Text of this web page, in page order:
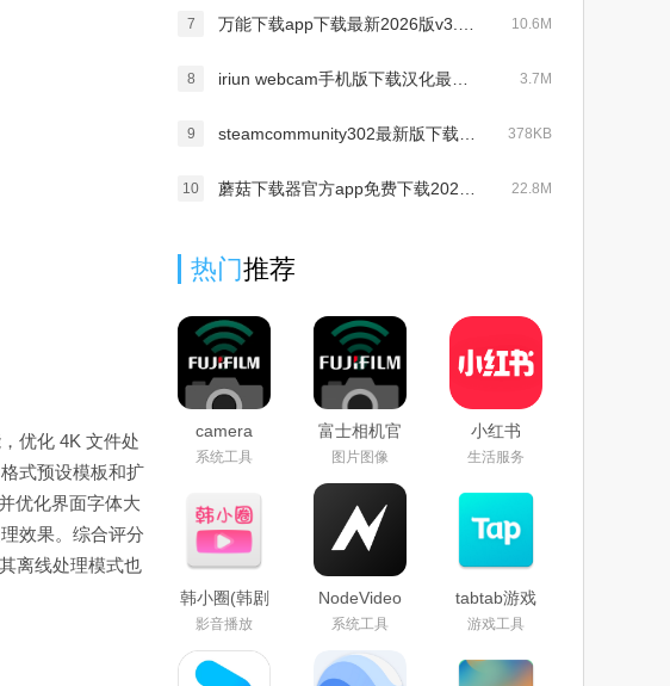
优化 4K 文件处
式预设模板和扩
优化界面字体大
效果。综合评分
离线处理模式也
7 10.6M
8 3.7M
9 378KB
10 22.8M
热门推荐
camera
remote最新
版官方下载
系统工具
富士相机官
方下载
app2024最
新版
(camera
remote)
图片图像
小红书
google play
版下载2026
生活服务
韩小圈(韩剧
TV)免费下
载2026最新
版
影音播放
NodeVideo
官方下载
2026最新免
费版
系统工具
tabtab游戏
平台(taptap)
官方下载
游戏工具